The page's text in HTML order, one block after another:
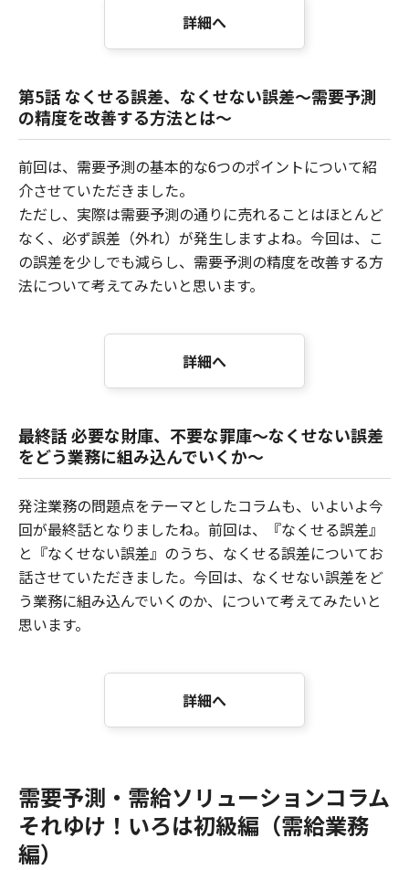
詳細へ
第5話 なくせる誤差、なくせない誤差～需要予測
の精度を改善する方法とは～
前回は、需要予測の基本的な6つのポイントについて紹
介させていただきました。
ただし、実際は需要予測の通りに売れることはほとんど
なく、必ず誤差（外れ）が発生しますよね。今回は、こ
の誤差を少しでも減らし、需要予測の精度を改善する方
法について考えてみたいと思います。
詳細へ
最終話 必要な財庫、不要な罪庫～なくせない誤差
をどう業務に組み込んでいくか～
発注業務の問題点をテーマとしたコラムも、いよいよ今
回が最終話となりましたね。前回は、『なくせる誤差』
と『なくせない誤差』のうち、なくせる誤差についてお
話させていただきました。今回は、なくせない誤差をど
う業務に組み込んでいくのか、について考えてみたいと
思います。
詳細へ
需要予測・需給ソリューションコラム
それゆけ！いろは初級編（需給業務
編）